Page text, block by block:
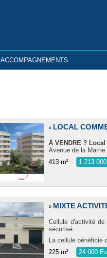
ACCOMPAGNEMENTS
» LOCAL
À VENDRE ?
Avenue de la Marne
413 m²
1 213
» MIXTE
Cellule d'activité
sécurisé.
La cellule bénéficie
225 m²
24 000